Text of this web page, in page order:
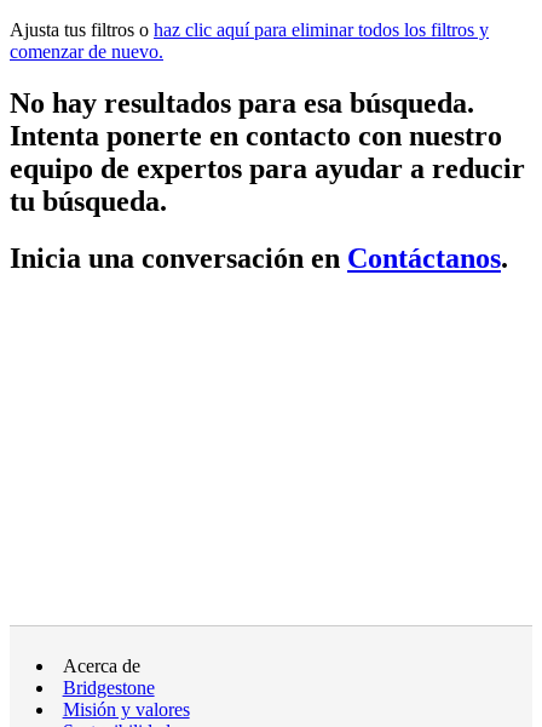
Ajusta tus filtros o haz clic aquí para eliminar todos los filtros y
comenzar de nuevo.
No hay resultados para esa búsqueda.
Intenta ponerte en contacto con nuestro
equipo de expertos para ayudar a reducir
tu búsqueda.
Inicia una conversación en Contáctanos.
Acerca de
Bridgestone
Misión y valores